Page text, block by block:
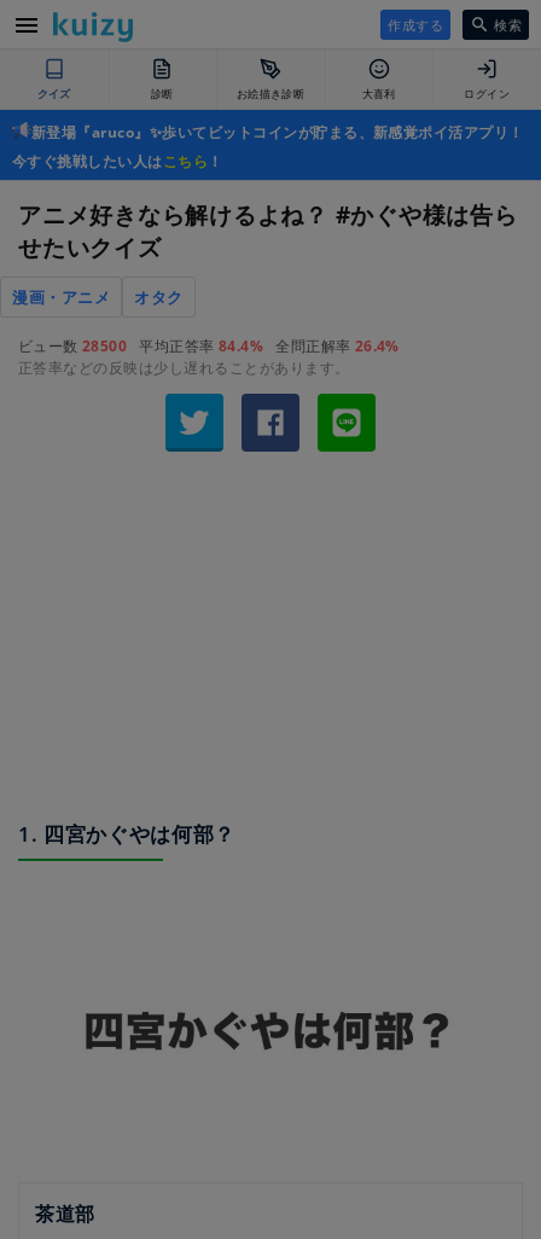
作成する 検索
クイズ 診断 お絵描き診断 大喜利 ログイン
新登場『aruco』✨歩いてビットコインが貯まる、新感覚ポイ活アプリ！
今すぐ挑戦したい人はこちら ！
アニメ好きなら解けるよね？ #かぐや様は告ら
せたいクイズ
漫画・アニメ オタク
ビュー数 28500 平均正答率 84.4% 全問正解率 26.4%
正答率などの反映は少し遅れることがあります。
1. 四宮かぐやは何部？
茶道部